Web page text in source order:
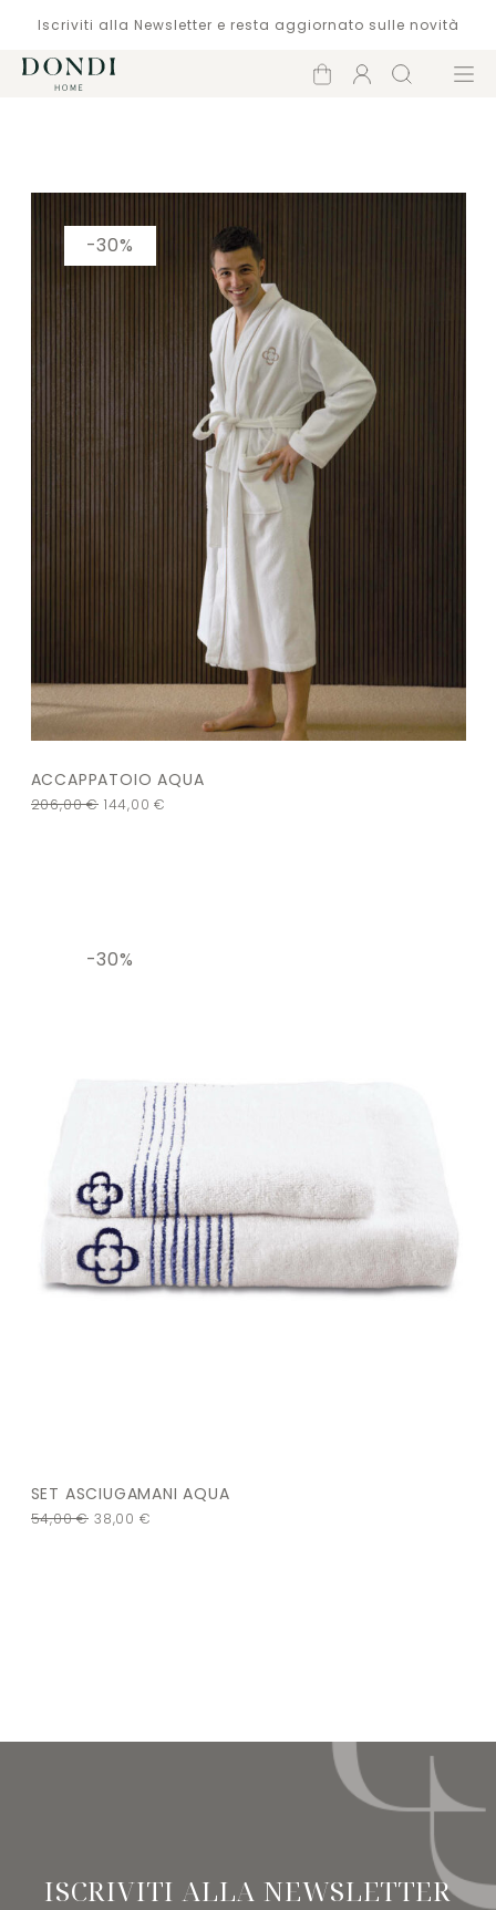
Iscriviti alla Newsletter e resta aggiornato sulle novità
Carrello
Account
Cerca Menù
ACCAPPATOIO AQUA
206,00€ 144,00€
-30%
SET ASCIUGAMANI AQUA
54,00€ 38,00 €
-30%
ISCRIVITI ALLA NEWSLETTER